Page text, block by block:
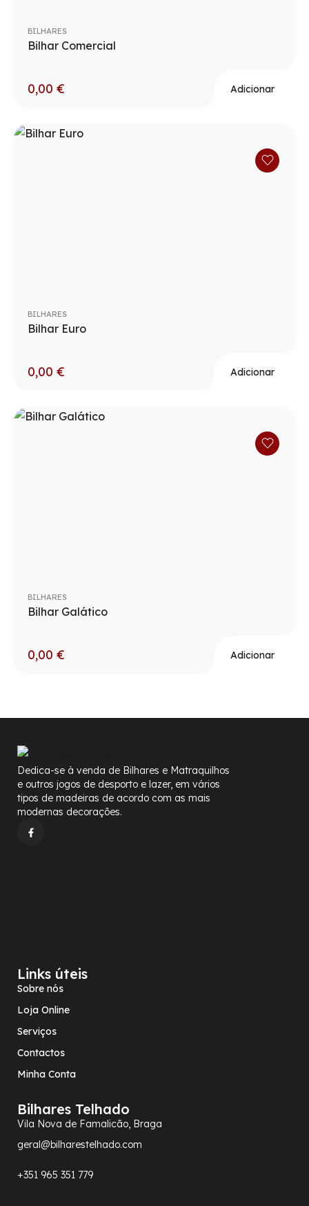
BILHARES
Bilhar Comercial
0,00 € Adicionar
BILHARES
Bilhar Euro
0,00 € Adicionar
BILHARES
Bilhar Galático
0,00 € Adicionar
Dedica-se à venda de Bilhares e Matraquilhos
e outros jogos de desporto e lazer, em vários
tipos de madeiras de acordo com as mais
modernas decorações.
Links úteis
Sobre nós
Loja Online
Serviços
Contactos
Minha Conta
Bilhares Telhado
Vila Nova de Famalicão, Braga
geral@bilharestelhado.com
+351 965 351 779